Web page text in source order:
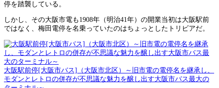
停を踏襲している。
しかし、その大阪市電も1908年（明治41年）の開業当初は大阪駅前
ではなく、梅田電停を名乗っていたのはちょっとしたトリビアだ。
大阪駅前停[大阪市バス]（大阪市北区）～旧市電の電停名を継承し、
モダンとレトロの併存が不思議な魅力を醸し出す大阪市バス最大の